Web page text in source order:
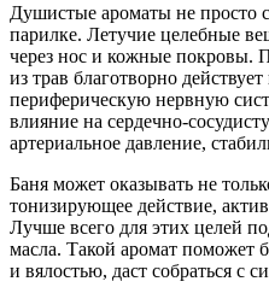
Душистые ароматы не просто
парилке. Летучие целебные
через нос и кожные покровы.
из трав благотворно
периферическую нервную
влияние на сердечно-
артериальное давление,
Баня может оказывать не
тонизирующее действие,
Лучше всего для этих целей
масла. Такой аромат поможет
и вялостью, даст собраться с